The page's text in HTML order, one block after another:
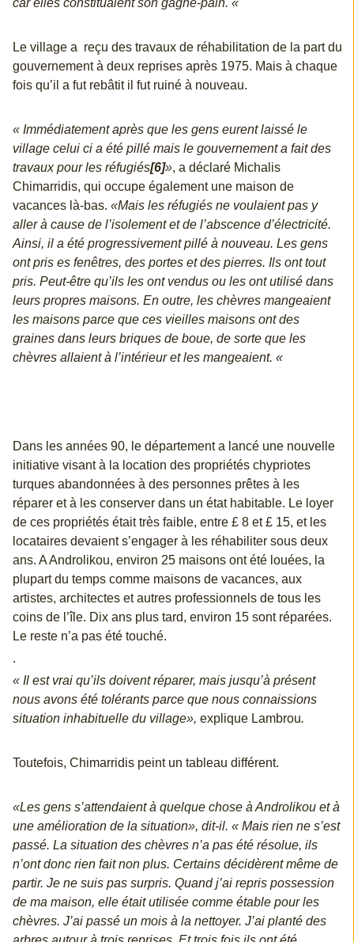
car elles constituaient son gagne-pain. «
Le village a reçu des travaux de réhabilitation de la part du
gouvernement à deux reprises après 1975. Mais à chaque
fois qu’il a fut rebâtit il fut ruiné à nouveau.
« Immédiatement après que les gens eurent laissé le
village celui ci a été pillé mais le gouvernement a fait des
travaux pour les réfugiés[6]», a déclaré Michalis
Chimarridis, qui occupe également une maison de
vacances là-bas. «Mais les réfugiés ne voulaient pas y
aller à cause de l’isolement et de l’abscence d’électricité.
Ainsi, il a été progressivement pillé à nouveau. Les gens
ont pris es fenêtres, des portes et des pierres. Ils ont tout
pris. Peut-être qu’ils les ont vendus ou les ont utilisé dans
leurs propres maisons. En outre, les chèvres mangeaient
les maisons parce que ces vieilles maisons ont des
graines dans leurs briques de boue, de sorte que les
chèvres allaient à l’intérieur et les mangeaient. «
Dans les années 90, le département a lancé une nouvelle
initiative visant à la location des propriétés chypriotes
turques abandonnées à des personnes prêtes à les
réparer et à les conserver dans un état habitable. Le loyer
de ces propriétés était très faible, entre £ 8 et £ 15, et les
locataires devaient s’engager à les réhabiliter sous deux
ans. A Androlikou, environ 25 maisons ont été louées, la
plupart du temps comme maisons de vacances, aux
artistes, architectes et autres professionnels de tous les
coins de l’île. Dix ans plus tard, environ 15 sont réparées.
Le reste n’a pas été touché.
.
« Il est vrai qu’ils doivent réparer, mais jusqu’à présent
nous avons été tolérants parce que nous connaissions
situation inhabituelle du village», explique Lambrou.
Toutefois, Chimarridis peint un tableau différent.
«Les gens s’attendaient à quelque chose à Androlikou et à
une amélioration de la situation», dit-il. « Mais rien ne s’est
passé. La situation des chèvres n’a pas été résolue, ils
n’ont donc rien fait non plus. Certains décidèrent même de
partir. Je ne suis pas surpris. Quand j’ai repris possession
de ma maison, elle était utilisée comme étable pour les
chèvres. J’ai passé un mois à la nettoyer. J’ai planté des